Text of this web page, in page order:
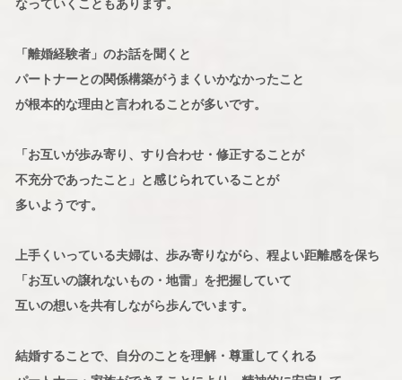
なっていくこともあります。
「離婚経験者」のお話を聞くと
パートナーとの関係構築がうまくいかなかったこと
が根本的な理由と言われることが多いです。
「お互いが歩み寄り、すり合わせ・修正することが
不充分であったこと」と感じられていることが
多いようです。
上手くいっている夫婦は、歩み寄りながら、程よい距離感を保ち
「お互いの譲れないもの・地雷」を把握していて
互いの想いを共有しながら歩んでいます。
結婚することで、自分のことを理解・尊重してくれる